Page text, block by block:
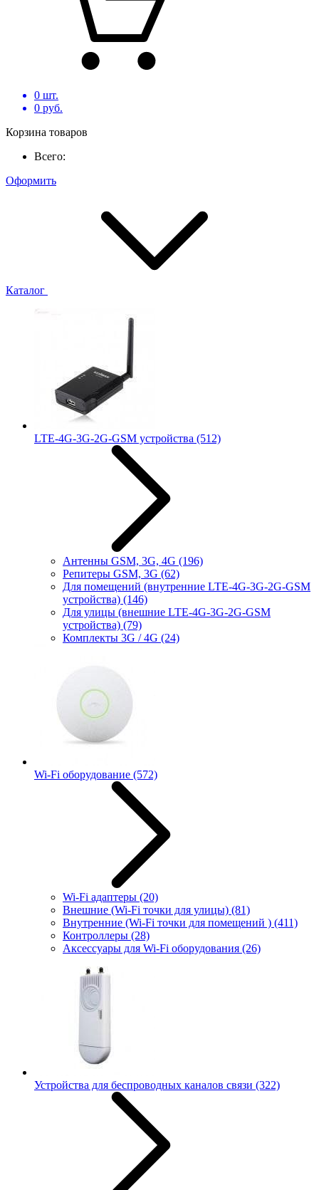
0 шт.
0 руб.
Корзина товаров
Всего:
Оформить
Каталог
LTE-4G-3G-2G-GSM устройства (512)
Антенны GSM, 3G, 4G (196)
Репитеры GSM, 3G (62)
Для помещений (внутренние LTE-4G-3G-2G-GSM
устройства) (146)
Для улицы (внешние LTE-4G-3G-2G-GSM
устройства) (79)
Комплекты 3G / 4G (24)
Wi-Fi оборудование (572)
Wi-Fi адаптеры (20)
Внешние (Wi-Fi точки для улицы) (81)
Внутренние (Wi-Fi точки для помещений ) (411)
Контроллеры (28)
Аксессуары для Wi-Fi оборудования (26)
Устройства для беспроводных каналов связи (322)